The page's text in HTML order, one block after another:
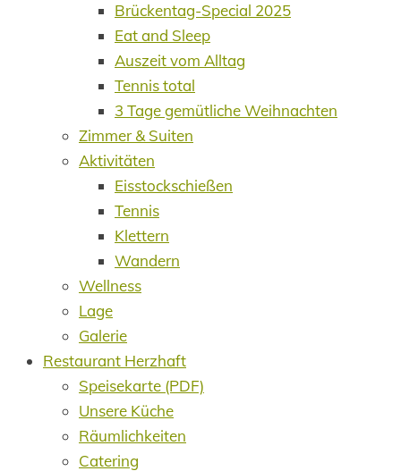
Brückentag-Special 2025
Eat and Sleep
Auszeit vom Alltag
Tennis total
3 Tage gemütliche Weihnachten
Zimmer & Suiten
Aktivitäten
Eisstockschießen
Tennis
Klettern
Wandern
Wellness
Lage
Galerie
Restaurant Herzhaft
Speisekarte (PDF)
Unsere Küche
Räumlichkeiten
Catering